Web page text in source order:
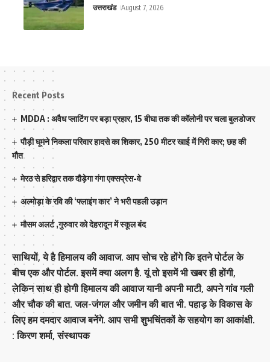
उत्तराखंड August 7, 2026
Recent Posts
MDDA : अवैध प्लाटिंग पर बड़ा प्रहार, 15 बीघा तक की कॉलोनी पर चला बुलडोजर
पौड़ी घूमने निकला परिवार हादसे का शिकार, 250 मीटर खाई में गिरी कार; छह की
मौत
मेरठ से हरिद्वार तक दौड़ेगा गंगा एक्सप्रेस-वे
अल्मोड़ा के रवि की ‘फ्लाइंग कार’ ने भरी पहली उड़ान
मौसम अलर्ट ,गुरुवार को देहरादून में स्कूल बंद
साथियों, ये है हिमालय की आवाज. आप सोच रहे होंगे कि इतने पोर्टल के
बीच एक और पोर्टल. इसमें क्या अलग है. यूं तो इसमें भी खबर ही होंगी,
लेकिन साथ ही होगी हिमालय की आवाज यानी अपनी माटी, अपने गांव गली
और चौक की बात. जल-जंगल और जमीन की बात भी. पहाड़ के विकास के
लिए हम दमदार आवाज बनेंगे. आप सभी शुभचिंतकों के सहयोग का आकांक्षी.
: किरण शर्मा, संस्‍थापक